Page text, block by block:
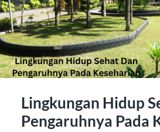
Lingkungan Hidup
Pengaruhnya Pada